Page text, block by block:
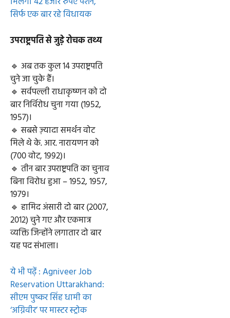
सिर्फ एक बार रहे विधायक
उपराष्ट्रपति से जुड़े रोचक तथ्य
🔹 अब तक कुल 14 उपराष्ट्रपति
चुने जा चुके हैं।
🔹 सर्वपल्ली राधाकृष्णन को दो
बार निर्विरोध चुना गया (1952,
1957)।
🔹 सबसे ज़्यादा समर्थन वोट
मिले थे के. आर. नारायणन को
(700 वोट, 1992)।
🔹 तीन बार उपराष्ट्रपति का चुनाव
बिना विरोध हुआ – 1952, 1957,
1979।
🔹 हामिद अंसारी दो बार (2007,
2012) चुने गए और एकमात्र
व्यक्ति जिन्होंने लगातार दो बार
यह पद संभाला।
ये भी पढ़ें : Agniveer Job
Reservation Uttarakhand:
सीएम पुष्कर सिंह धामी का
‘अग्निवीर’ पर मास्टर स्ट्रोक